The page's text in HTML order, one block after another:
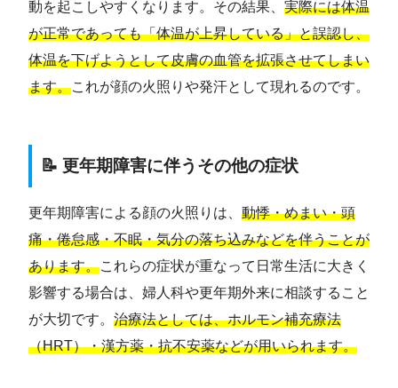
動を起こしやすくなります。その結果、 実際には体温
が正常であっても「体温が上昇している」と誤認し、
体温を下げようとして皮膚の血管を拡張させてしまい
ます。これが顔の火照りや発汗として現れるのです。
📝 更年期障害に伴うその他の症状
更年期障害による顔の火照りは、 動悸・めまい・頭
痛・倦怠感・不眠・気分の落ち込みなどを伴うことが
あります。これらの症状が重なって日常生活に大きく
影響する場合は、婦人科や更年期外来に相談すること
が大切です。 治療法としては、ホルモン補充療法
（HRT）・漢方薬・抗不安薬などが用いられます。